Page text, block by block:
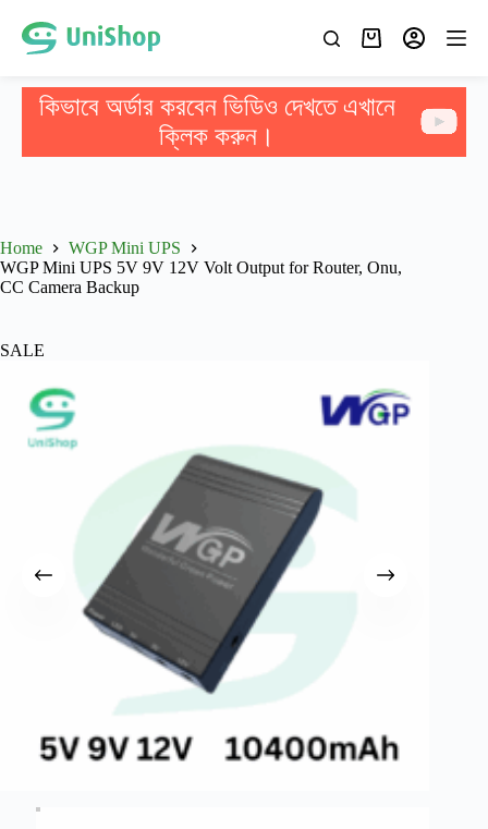
কিভাবে অর্ডার করবেন ভিডিও দেখতে এখানে
ক্লিক করুন।
Home
WGP Mini UPS
WGP Mini UPS 5V 9V 12V Volt Output for Router, Onu,
CC Camera Backup
SALE